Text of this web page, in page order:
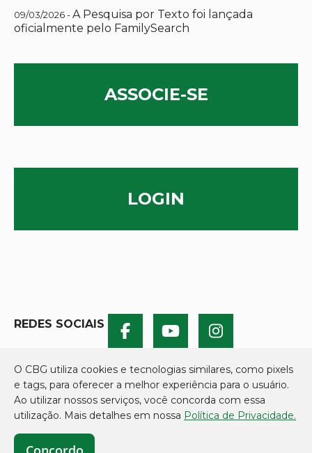
09/03/2026 -A Pesquisa por Texto foi lançada
oficialmente pelo FamilySearch
ASSOCIE-SE
LOGIN
REDES SOCIAIS
O CBG utiliza cookies e tecnologias similares, como pixels
e tags, para oferecer a melhor experiência para o usuário.
Ao utilizar nossos serviços, você concorda com essa
utilização. Mais detalhes em nossa Política de Privacidade.